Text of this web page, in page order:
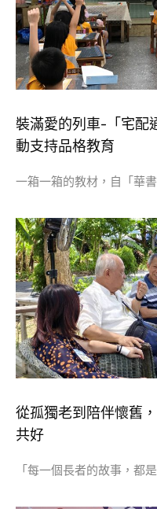
裝滿愛的列車-「宅配
動支持品格教育
一箱一箱的教材，自「華
從孤獨老到陪伴懷舊
共好
「每一個長者的故事，都